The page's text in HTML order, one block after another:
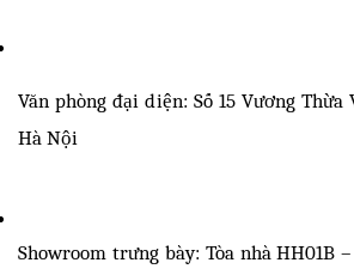
Văn phòng đại diện: Số 15 Vương Thừa
Hà Nội
Showroom trưng bày: Tòa nhà HH01B